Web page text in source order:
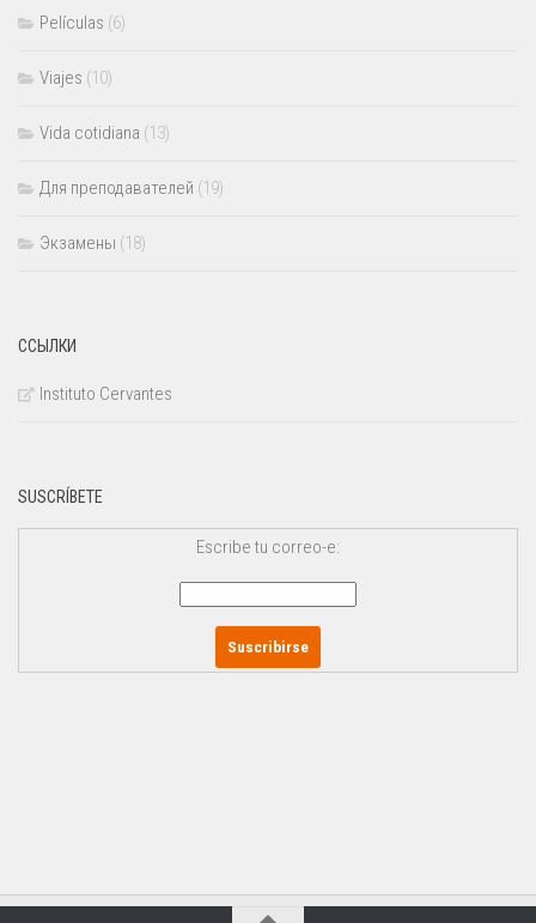
Películas (6)
Viajes (10)
Vida cotidiana (13)
Для преподавателей (19)
Экзамены (18)
ССЫЛКИ
Instituto Cervantes
SUSCRÍBETE
Escribe tu correo-e: